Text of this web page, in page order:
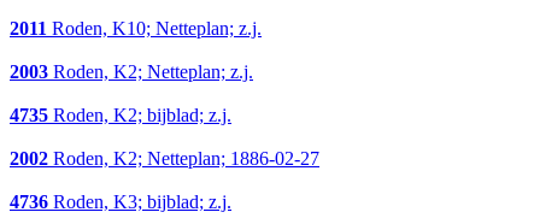
2011 Roden, K10; Netteplan; z.j.
2003 Roden, K2; Netteplan; z.j.
4735 Roden, K2; bijblad; z.j.
2002 Roden, K2; Netteplan; 1886-02-27
4736 Roden, K3; bijblad; z.j.